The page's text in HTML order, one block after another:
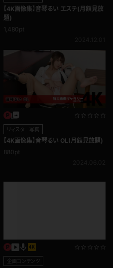
【4K画像集】音琴るい エステ(月額見放
題)
1,480pt
リマスター写真
【4K画像集】音琴るい OL(月額見放題)
880pt
企画コンテンツ